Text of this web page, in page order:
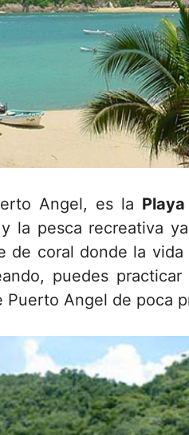
Angel, es la
la pesca recreativa
de coral donde la vida
puedes
Puerto Angel de poca